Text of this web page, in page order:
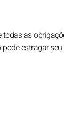
as
estragar